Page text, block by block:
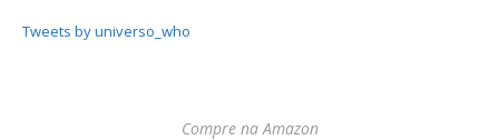
Tweets by universo_who
Compre na Amazon